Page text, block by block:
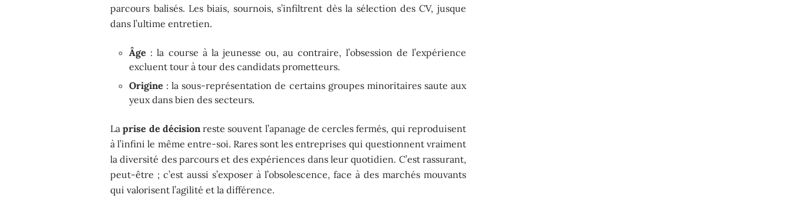
parcours balisés. Les biais, sournois, s’infiltrent dès la sélection des CV, jusque
dans l’ultime entretien.
Âge : la course à la jeunesse ou, au contraire, l’obsession de l’expérience
excluent tour à tour des candidats prometteurs.
Origine : la sous-représentation de certains groupes minoritaires saute aux
yeux dans bien des secteurs.
Laprise de décisionreste souvent l’apanage de cercles fermés, qui reproduisent
à l’infini le même entre-soi. Rares sont les entreprises qui questionnent vraiment
la diversité des parcours et des expériences dans leur quotidien. C’est rassurant,
peut-être ; c’est aussi s’exposer à l’obsolescence, face à des marchés mouvants
qui valorisent l’agilité et la différence.